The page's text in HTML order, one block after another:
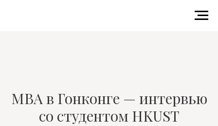
MBA в Гонконге — интервью
со студентом HKUST